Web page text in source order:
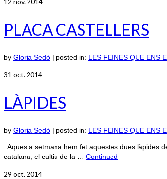
12 nov. 2014
PLACA CASTELLERS
by Gloria Sedó | posted in: LES FEINES QUE ENS
31 oct. 2014
LÀPIDES
by Gloria Sedó | posted in: LES FEINES QUE ENS
Aquesta setmana hem fet aquestes dues làpides
catalana, el cultiu de la … Continued
29 oct. 2014